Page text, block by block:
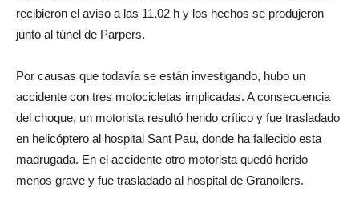
recibieron el aviso a las 11.02 h y los hechos se produjeron
junto al túnel de Parpers.
Por causas que todavía se están investigando, hubo un
accidente con tres motocicletas implicadas. A consecuencia
del choque, un motorista resultó herido crítico y fue trasladado
en helicóptero al hospital Sant Pau, donde ha fallecido esta
madrugada. En el accidente otro motorista quedó herido
menos grave y fue trasladado al hospital de Granollers.